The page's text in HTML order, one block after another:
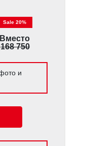
Sale 20%
Вместо
168 750
и